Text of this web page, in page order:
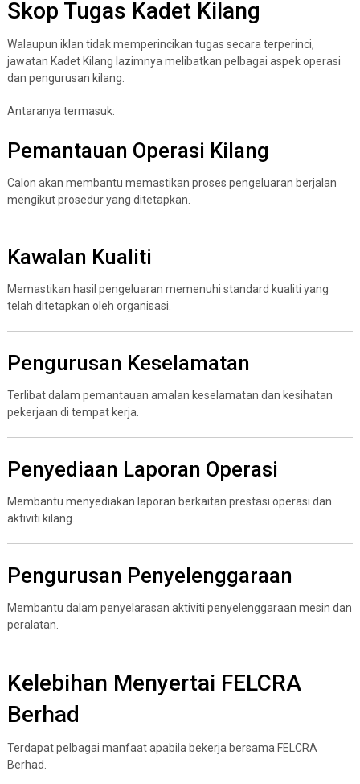
Skop Tugas Kadet Kilang
Walaupun iklan tidak memperincikan tugas secara terperinci,
jawatan Kadet Kilang lazimnya melibatkan pelbagai aspek operasi
dan pengurusan kilang.
Antaranya termasuk:
Pemantauan Operasi Kilang
Calon akan membantu memastikan proses pengeluaran berjalan
mengikut prosedur yang ditetapkan.
Kawalan Kualiti
Memastikan hasil pengeluaran memenuhi standard kualiti yang
telah ditetapkan oleh organisasi.
Pengurusan Keselamatan
Terlibat dalam pemantauan amalan keselamatan dan kesihatan
pekerjaan di tempat kerja.
Penyediaan Laporan Operasi
Membantu menyediakan laporan berkaitan prestasi operasi dan
aktiviti kilang.
Pengurusan Penyelenggaraan
Membantu dalam penyelarasan aktiviti penyelenggaraan mesin dan
peralatan.
Kelebihan Menyertai FELCRA
Berhad
Terdapat pelbagai manfaat apabila bekerja bersama FELCRA
Berhad.